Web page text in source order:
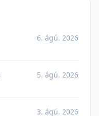
6. ágú. 2026
5. ágú. 2026
3. ágú. 2026